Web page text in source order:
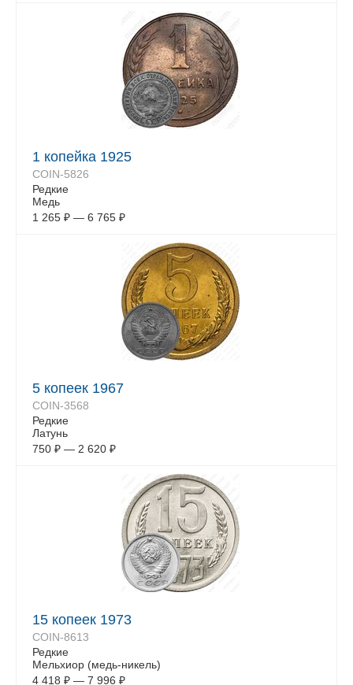
1 копейка 1925
COIN-5826
Редкие
Медь
1 265 ₽ — 6 765 ₽
5 копеек 1967
COIN-3568
Редкие
Латунь
750 ₽ — 2 620 ₽
15 копеек 1973
COIN-8613
Редкие
Мельхиор (медь-никель)
4 418 ₽ — 7 996 ₽